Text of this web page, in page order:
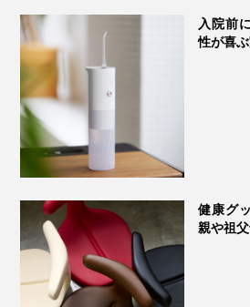
パソコンやモバイルバッテリーか
は、片手で持てる、約265gの小
の洗面台やお風呂場以外に、オフ
も、気軽に持っていけます。
お風呂場での洗浄をおすすめしま
わたしの母（70代・やっとスマホ
テ派）にも使ってもらいました。
最初こそ、ジェット水流の勢いに
ぐに慣れて、洗面所で使いこなし
と、
「歯医者さんの歯垢除去で、こう
ってもらうんだけど、冷たい水が
ヤだった。
入院前
性が喜
健康グ
親や祖